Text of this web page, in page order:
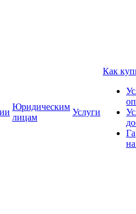
Юридическим
лицам
Услуги
Как